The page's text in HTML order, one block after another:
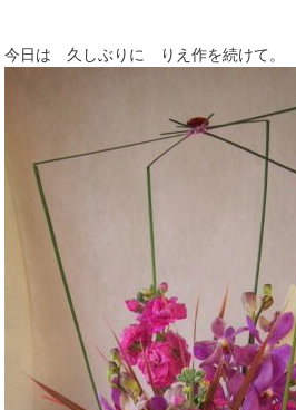
今日は 久しぶりに りえ作を続けて。